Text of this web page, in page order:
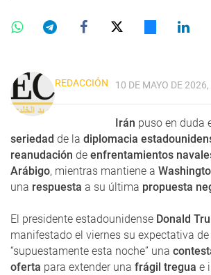
REDACCIÓN 10 DE MAYO DE
Irán puso en duda
seriedad de la diplomacia
reanudación de enfrentamientos
Arábigo, mientras mantiene a
una respuesta a su última propuesta
El presidente estadounidense Donald
manifestado el viernes su expectativa
“supuestamente esta noche” una
oferta para extender una frágil tregua e